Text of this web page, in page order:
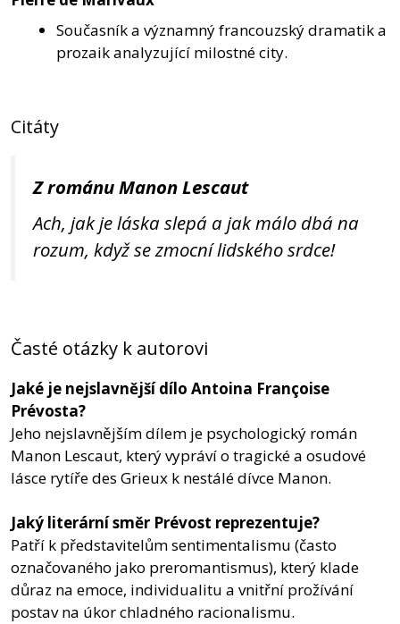
Současník a významný francouzský dramatik a
prozaik analyzující milostné city.
Citáty
Z románu Manon Lescaut
Ach, jak je láska slepá a jak málo dbá na
rozum, když se zmocní lidského srdce!
Časté otázky k autorovi
Jaké je nejslavnější dílo Antoina Françoise
Prévosta?
Jeho nejslavnějším dílem je psychologický román
Manon Lescaut, který vypráví o tragické a osudové
lásce rytíře des Grieux k nestálé dívce Manon.
Jaký literární směr Prévost reprezentuje?
Patří k představitelům sentimentalismu (často
označovaného jako preromantismus), který klade
důraz na emoce, individualitu a vnitřní prožívání
postav na úkor chladného racionalismu.